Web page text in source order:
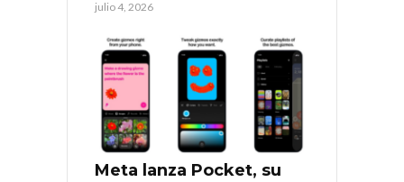
julio 4, 2026
Meta lanza Pocket, su